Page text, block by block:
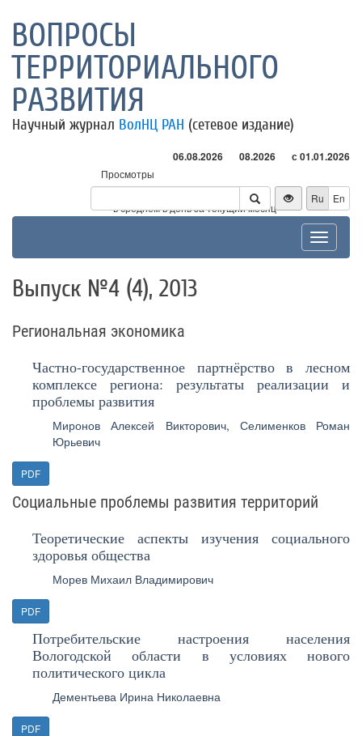
ВОПРОСЫ
ТЕРРИТОРИАЛЬНОГО
РАЗВИТИЯ
Научный журнал ВолНЦ РАН (сетевое издание)
06.08.2026 08.2026 с 01.01.2026
Просмотры
Посетители
* - в среднем в день за текущий месяц
Ru En
Toggle
Выпуск №4 (4), 2013
Региональная экономика
Частно-государственное партнёрство в лесном
комплексе региона: результаты реализации и
проблемы развития
Миронов Алексей Викторович, Селименков Роман
Юрьевич
PDF
Социальные проблемы развития территорий
Теоретические аспекты изучения социального
здоровья общества
Морев Михаил Владимирович
PDF
Потребительские настроения населения
Вологодской области в условиях нового
политического цикла
Дементьева Ирина Николаевна
PDF